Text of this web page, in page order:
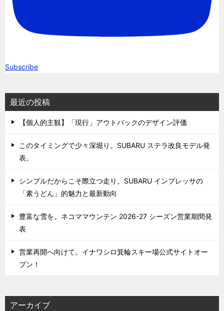
Subscribe
最近の投稿
【個人的主観】「現行」アウトバックのデザイン評価
このタイミングで少々深堀り。SUBARU ステラ改良モデル発
表。
シンプルだからこそ際立つ走り。SUBARU インプレッサの
「素うどん」的魅力と最新動向
豊富な雪を。ネコママウンテン 2026-27 シーズン営業期間発
表
営業再開へ向けて。イナワシロ箕輪スキー場公式サイトオー
プン！
アーカイブ